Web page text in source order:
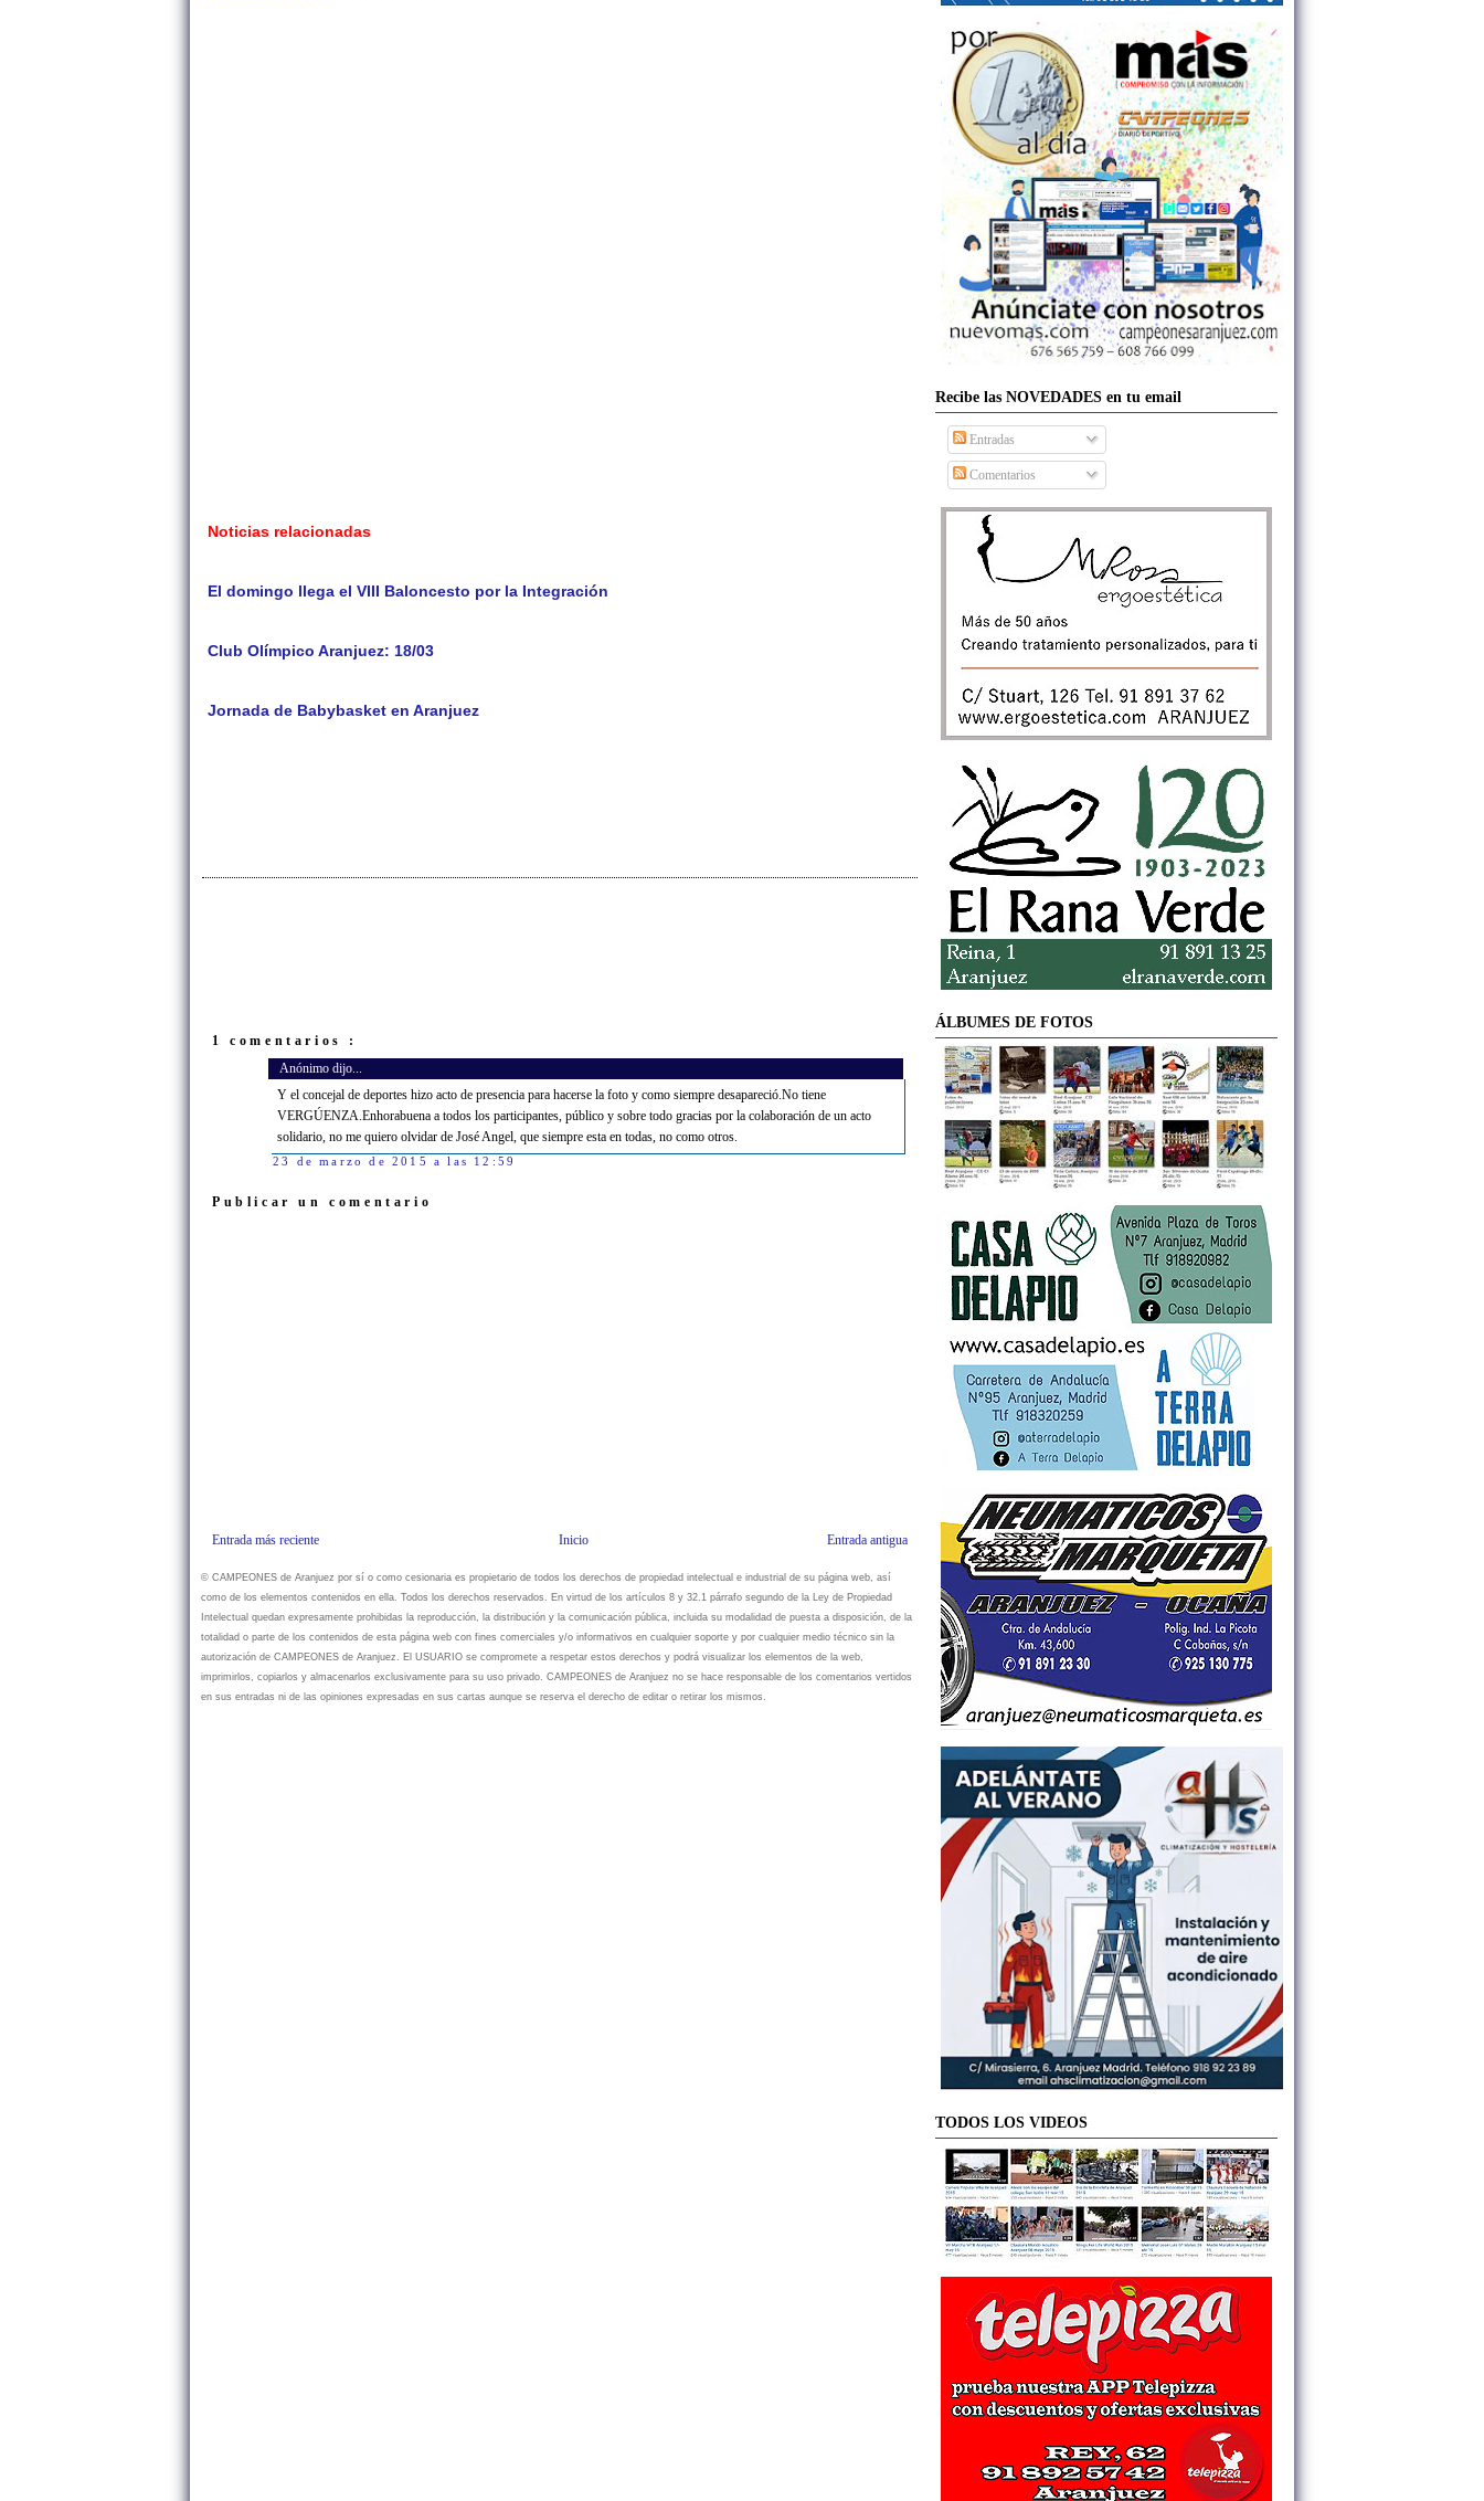
Noticias relacionadas
El domingo llega el VIII Baloncesto por la Integración
Club Olímpico Aranjuez: 18/03
Jornada de Babybasket en Aranjuez
1 comentarios :
Anónimo dijo...
Y el concejal de deportes hizo acto de presencia para hacerse la foto y como siempre desapareció.No tiene
VERGÚENZA.Enhorabuena a todos los participantes, público y sobre todo gracias por la colaboración de un acto
solidario, no me quiero olvidar de José Angel, que siempre esta en todas, no como otros.
23 de marzo de 2015 a las 12:59
Publicar un comentario
Entrada más reciente Entrada antigua
Inicio
© CAMPEONES de Aranjuez por sí o como cesionaria es propietario de todos los derechos de propiedad intelectual e industrial de su página web, así
como de los elementos contenidos en ella. Todos los derechos reservados. En virtud de los artículos 8 y 32.1 párrafo segundo de la Ley de Propiedad
Intelectual quedan expresamente prohibidas la reproducción, la distribución y la comunicación pública, incluida su modalidad de puesta a disposición, de la
totalidad o parte de los contenidos de esta página web con fines comerciales y/o informativos en cualquier soporte y por cualquier medio técnico sin la
autorización de CAMPEONES de Aranjuez. El USUARIO se compromete a respetar estos derechos y podrá visualizar los elementos de la web,
imprimirlos, copiarlos y almacenarlos exclusivamente para su uso privado. CAMPEONES de Aranjuez no se hace responsable de los comentarios vertidos
en sus entradas ni de las opiniones expresadas en sus cartas aunque se reserva el derecho de editar o retirar los mismos.
Recibe las NOVEDADES en tu email
Entradas
Comentarios
ÁLBUMES DE FOTOS
TODOS LOS VIDEOS